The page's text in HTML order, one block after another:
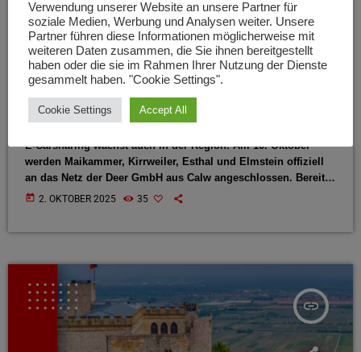
BAD DÜRKHEIM
E-Carsharing kommt ins ländliche
Gebiet: Vier neue Gemeinden starten
im Oktober
E-Carsharing wächst auch in der Region: Am 10. Oktober
werden Maikammer, Kirrweiler, Esthal und Elmstein offiziell
an das Netz der Deer GmbH aus Calw angeschlossen. Bereits
seit Februar können E-Autos in Deidesheim und
derzeit 434 Stationen mit 1049 […]
today 2. OKTOBER 2025 35
insert_link
Verwendung unserer Website an unsere Partner für
soziale Medien, Werbung und Analysen weiter. Unsere
Partner führen diese Informationen möglicherweise mit
weiteren Daten zusammen, die Sie ihnen bereitgestellt
haben oder die sie im Rahmen Ihrer Nutzung der Dienste
gesammelt haben. "Cookie Settings".
Cookie Settings Accept All